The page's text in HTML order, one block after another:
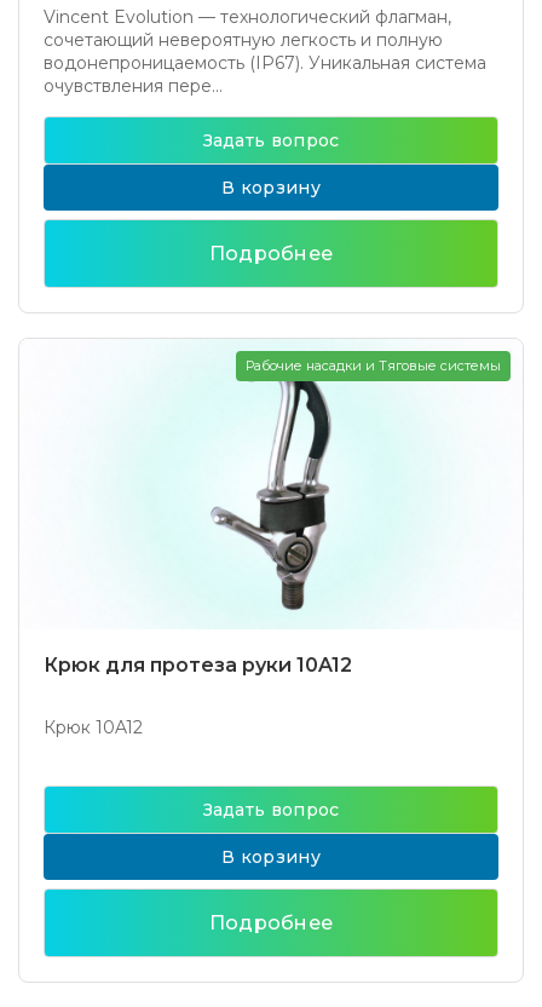
Vincent Evolution — технологический флагман,
сочетающий невероятную легкость и полную
водонепроницаемость (IP67). Уникальная система
очувствления пере...
Задать вопрос
В корзину
Подробнее
Крюк для протеза руки 10A12
Крюк 10A12
Рабочие насадки и Тяговые системы
Задать вопрос
В корзину
Подробнее